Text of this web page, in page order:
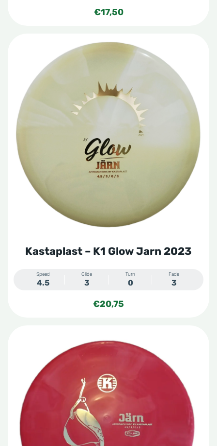
€17,50
Kastaplast – K1 Glow Jarn 2023
Speed
4.5
Glide
3
Turn
0
Fade
3
€20,75